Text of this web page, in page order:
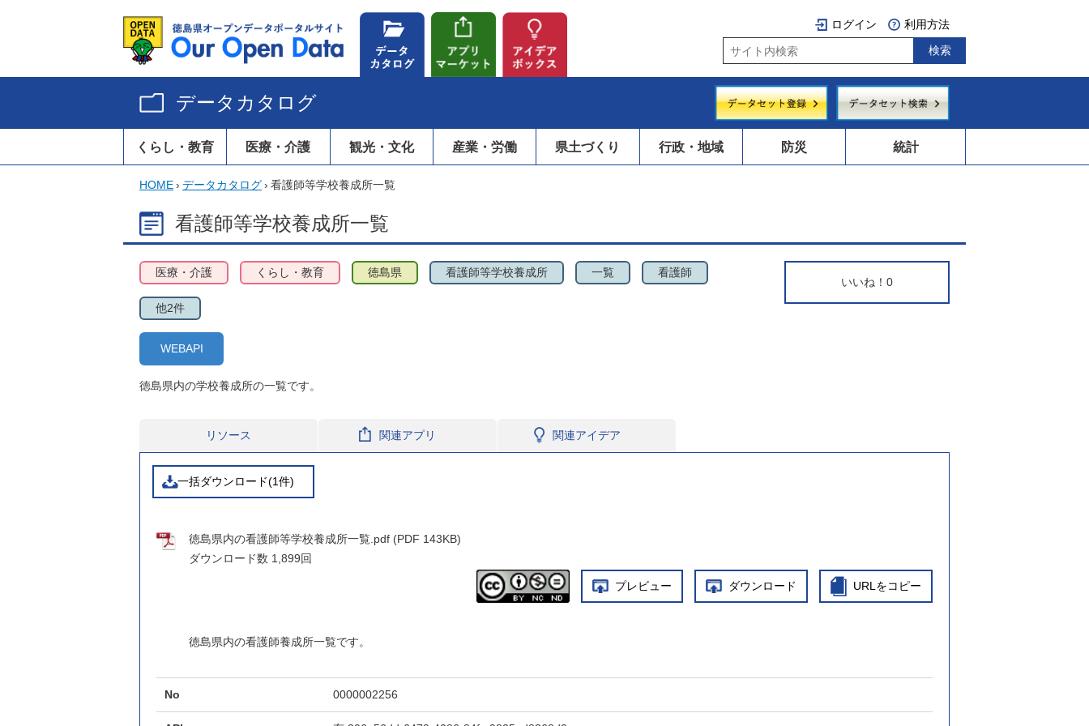
ログイン 利用方法
データカタログ
くらし・教育 医療・介護 観光・文化 産業・労働 県土づくり 行政・地域 防災 統計
HOME› データカタログ› 看護師等学校養成所一覧
看護師等学校養成所一覧
いいね！ 0
医療・介護 くらし・教育 徳島県 看護師等学校養成所 一覧 看護師
他2件
WEBAPI
徳島県内の学校養成所の一覧です。
リソース 関連アプリ 関連アイデア
一括ダウンロード(1件)
徳島県内の看護師等学校養成所一覧.pdf (PDF 143KB)
ダウンロード数 1,899回
プレビュー ダウンロード URLをコピー
徳島県内の看護師養成所一覧です。
No 0000002256